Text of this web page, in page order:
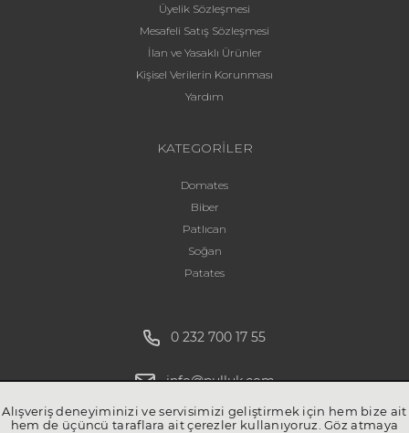
Üyelik Sözleşmesi
Mesafeli Satış Sözleşmesi
İlan ve Yasaklı Ürünler
Kişisel Verilerin Korunması
Yardım
KATEGORİLER
Domates
Biber
Patlıcan
Soğan
Patates
0 232 700 17 55
info@pulluk.com
Alışveriş deneyiminizi ve servisimizi geliştirmek için hem bize ait
hem de üçüncü taraflara ait çerezler kullanıyoruz. Göz atmaya